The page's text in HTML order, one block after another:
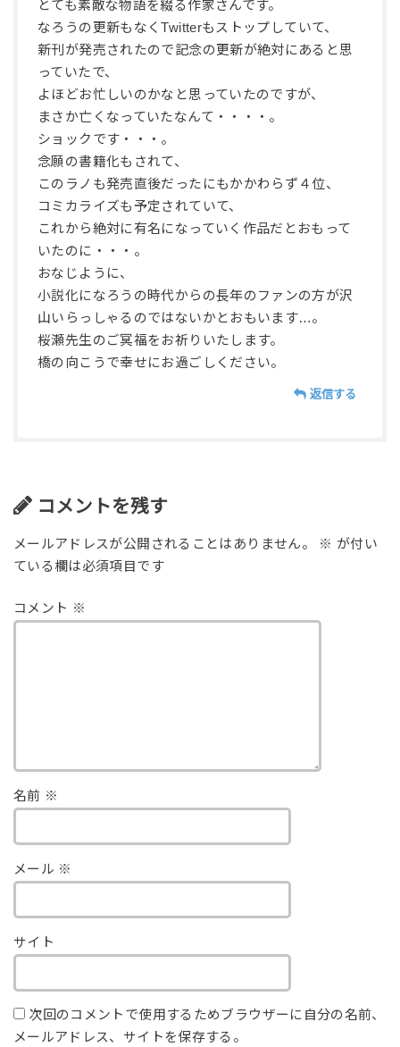
とても素敵な物語を綴る作家さんです。
なろうの更新もなくTwitterもストップしていて、
新刊が発売されたので記念の更新が絶対にあると思
っていたで、
よほどお忙しいのかなと思っていたのですが、
まさか亡くなっていたなんて・・・・。
ショックです・・・。
念願の書籍化もされて、
このラノも発売直後だったにもかかわらず４位、
コミカライズも予定されていて、
これから絶対に有名になっていく作品だとおもって
いたのに・・・。
おなじように、
小説化になろうの時代からの長年のファンの方が沢
山いらっしゃるのではないかとおもいます…。
桜瀬先生のご冥福をお祈りいたします。
橋の向こうで幸せにお過ごしください。
返信する
コメントを残す
メールアドレスが公開されることはありません。 ※ が付い
ている欄は必須項目です
コメント ※
名前 ※
メール ※
サイト
次回のコメントで使用するためブラウザーに自分の名前、
メールアドレス、サイトを保存する。